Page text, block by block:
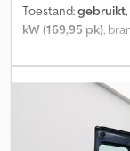
Toestand:gebruikt
kW (169,95 pk),
emissieklasse:Euro
2018, Uitrusting:
elektronisch
Opel MOVANO
staat * VOLLEDIG